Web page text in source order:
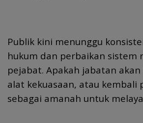
Publik kini menunggu
hukum dan perbaikan sistem
pejabat. Apakah jabatan
alat kekuasaan, atau kembali
sebagai amanah untuk